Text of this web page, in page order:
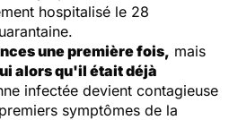
hospitalisé le 28
une première fois, mais
alors qu'il était déjà
infectée devient contagieuse
symptômes de la